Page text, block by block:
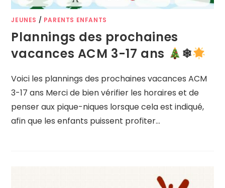
JEUNES / PARENTS ENFANTS
Plannings des prochaines
vacances ACM 3-17 ans
❄
Voici les plannings des prochaines vacances ACM
3-17 ans Merci de bien vérifier les horaires et de
penser aux pique-niques lorsque cela est indiqué,
afin que les enfants puissent profiter…